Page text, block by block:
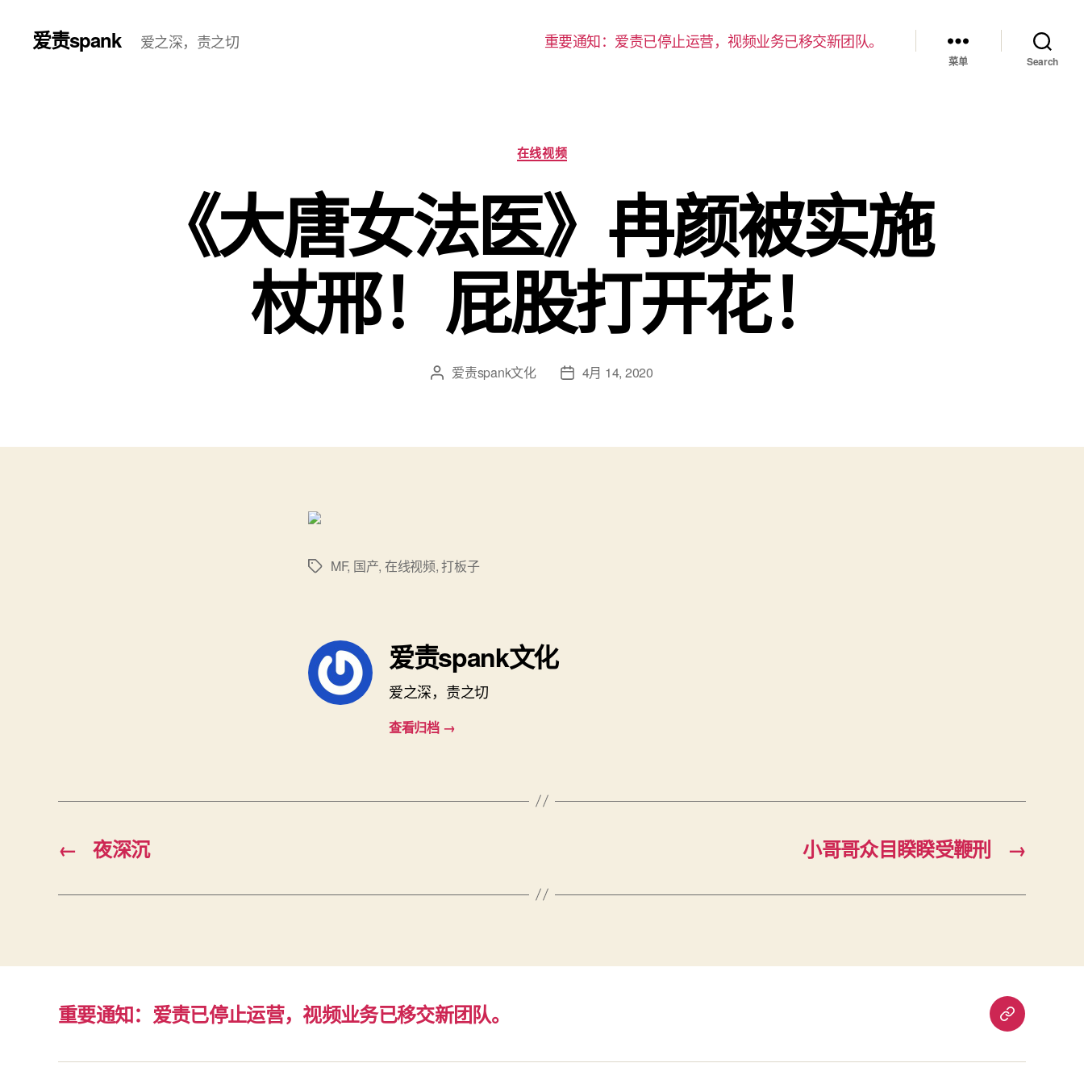
爱责spank 爱之深，责之切 重要通知：爱责已停止运营，视频业务已移交新团队。
菜单 Search
分
类
在线视频
《大唐女法医》冉颜被实施
杖邢！屁股打开花！
文 爱责spank文化
发 4月 14, 2020
标
MF, 国产, 在线视频,打板子
爱责spank文化
爱之深，责之切
查看归档 →
← 夜深沉 →
小哥哥众目睽睽受鞭刑
重要通知：爱责已停止运营，视频业务已移交新团队。
重
通